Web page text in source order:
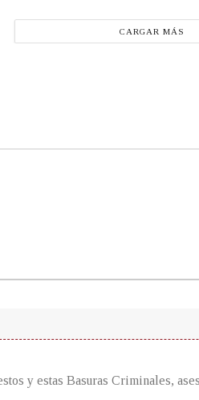
CARGAR MÁS
y estas Basuras Criminales,